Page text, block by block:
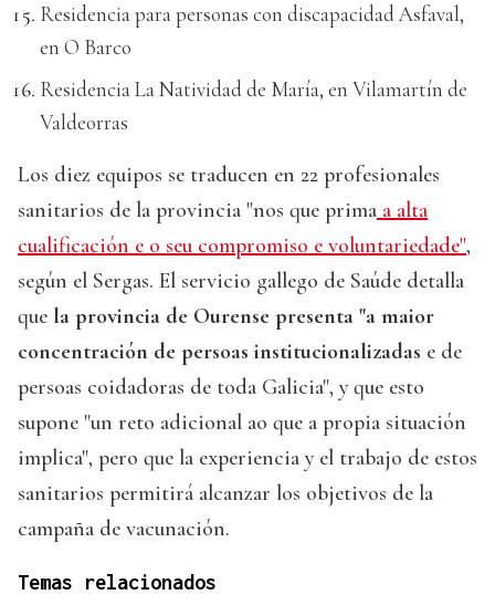
Residencia para personas con discapacidad Asfaval,
en O Barco
Residencia La Natividad de María, en Vilamartín de
Valdeorras
Los diez equipos se traducen en 22 profesionales
sanitarios de la provincia "nos que prima a alta
cualificación e o seu compromiso e voluntariedade",
según el Sergas. El servicio gallego de Saúde detalla
que la provincia de Ourense presenta "a maior
concentración de persoas institucionalizadas e de
persoas coidadoras de toda Galicia", y que esto
supone "un reto adicional ao que a propia situación
implica", pero que la experiencia y el trabajo de estos
sanitarios permitirá alcanzar los objetivos de la
campaña de vacunación.
Temas relacionados